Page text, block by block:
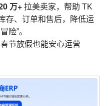
万+ 拉美卖家，帮助 TK
存、订单和售后，降低运
险”。
节放假也能安心运营